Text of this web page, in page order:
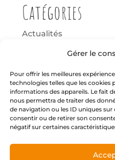
Gérer le
Pour offrir les meilleures
technologies telles que les cookies
informations des appareils. Le fait
nous permettra de traiter des
de navigation ou les ID uniques sur
consentir ou de retirer son
négatif sur certaines
Catégories
Actualités
Méta
Connexion
Flux des commentaires